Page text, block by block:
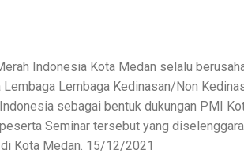
Indonesia Kota Medan selalu
Lembaga Kedinasan/Non
sebagai bentuk dukungan PMI
Seminar tersebut yang
Kota Medan. 15/12/2021